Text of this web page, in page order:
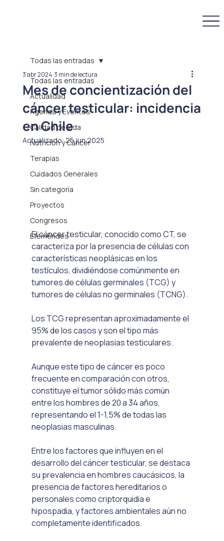
Todas las entradas
Actualidad
Agenda y Eventos
Calidad de Vida
Nutrición y Cáncer
Terapias
Cuidados Generales
Sin categoría
Proyectos
Congresos
Efemérides
Todas las entradas
Mes de concientización del
cáncer testicular: incidencia
en Chile
3 abr 2024 3 min de lectura
Actualizado:25 jun 2025
El cáncer testicular, conocido como CT, se
caracteriza por la presencia de células con
características neoplásicas en los
testículos, dividiéndose comúnmente en
tumores de células germinales (TCG) y
tumores de células no germinales (TCNG).
Los TCG representan aproximadamente el
95% de los casos y son el tipo más
prevalente de neoplasias testiculares.
Aunque este tipo de cáncer es poco
frecuente en comparación con otros,
constituye el tumor sólido más común
entre los hombres de 20 a 34 años,
representando el 1-1,5% de todas las
neoplasias masculinas.
Entre los factores que influyen en el
desarrollo del cáncer testicular, se destaca
su prevalencia en hombres caucásicos, la
presencia de factores hereditarios o
personales como criptorquidia e
hipospadia, y factores ambientales aún no
completamente identificados.